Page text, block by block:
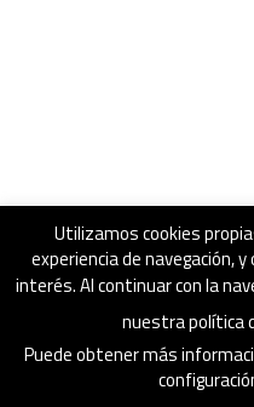
Utilizamos cookies
experiencia de navegación,
interés. Al continuar con la
nuestra política
Puede obtener más